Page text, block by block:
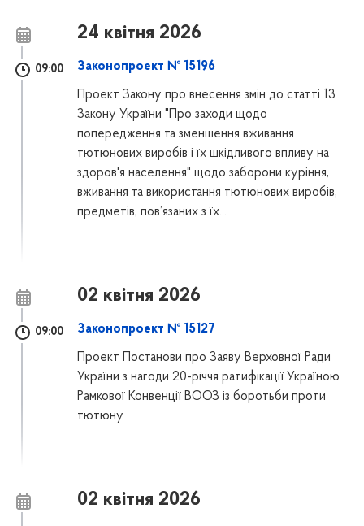
24 квітня 2026
09:00 Законопроект № 15196
Проект Закону про внесення змін до статті 13
Закону України "Про заходи щодо
попередження та зменшення вживання
тютюнових виробів і їх шкідливого впливу на
здоров'я населення" щодо заборони куріння,
вживання та використання тютюнових виробів,
предметів, пов’язаних з їх...
02 квітня 2026
09:00 Законопроект № 15127
Проект Постанови про Заяву Верховної Ради
України з нагоди 20-річчя ратифікації Україною
Рамкової Конвенції ВООЗ із боротьби проти
тютюну
02 квітня 2026